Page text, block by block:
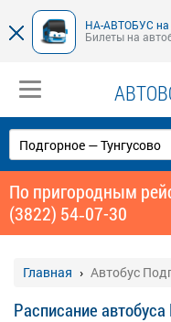
НА-АВТОБУС на
Билеты на
По пригородным
(3822) 54‑07-30
Главная Автобус
Расписание